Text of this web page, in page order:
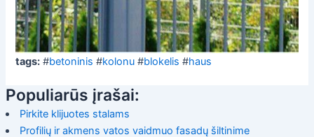
tags: #betoninis #kolonu #blokelis #haus
Populiarūs įrašai:
Pirkite klijuotes stalams
Profilių ir akmens vatos vaidmuo fasadų šiltinime